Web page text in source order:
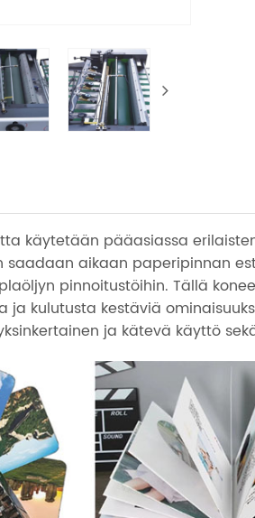
käytetään pääasiassa
saadaan aikaan paperipinnan
pinnoitustöihin. Tällä
ja kulutusta kestäviä
ja kätevä käyttö